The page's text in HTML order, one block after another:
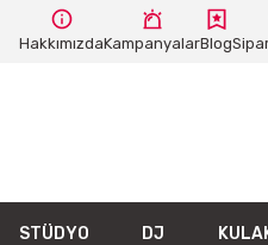
HakkımızdaKampanyalarBlog
STÜDYO DJ